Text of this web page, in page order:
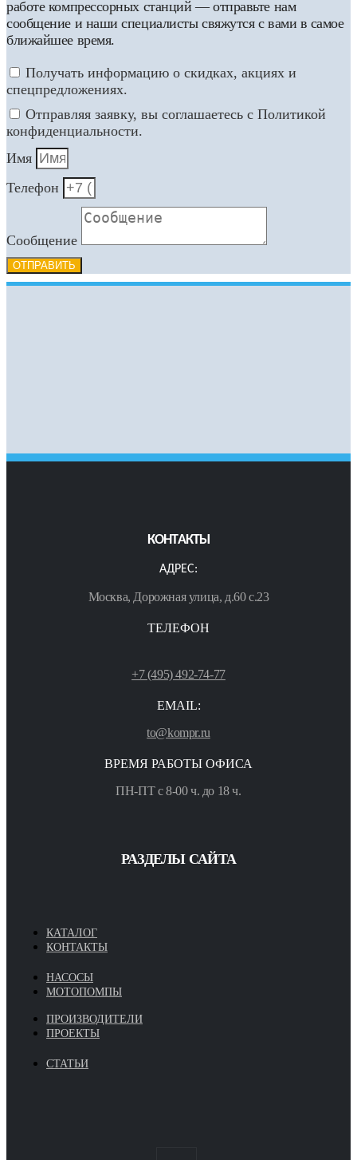
работе компрессорных станций — отправьте нам
сообщение и наши специалисты свяжутся с вами в самое
ближайшее время.
Получать информацию о скидках, акциях и
спецпредложениях.
Отправляя заявку, вы соглашаетесь с Политикой
конфиденциальности.
Имя
Телефон
Сообщение
ОТПРАВИТЬ
КОНТАКТЫ
АДРЕС:
Москва, Дорожная улица, д.60 с.23
ТЕЛЕФОН
+7 (495) 492-74-77
EMAIL:
to@kompr.ru
ВРЕМЯ РАБОТЫ ОФИСА
ПН-ПТ с 8-00 ч. до 18 ч.
РАЗДЕЛЫ САЙТА
КАТАЛОГ
КОНТАКТЫ
НАСОСЫ
МОТОПОМПЫ
ПРОИЗВОДИТЕЛИ
ПРОЕКТЫ
СТАТЬИ